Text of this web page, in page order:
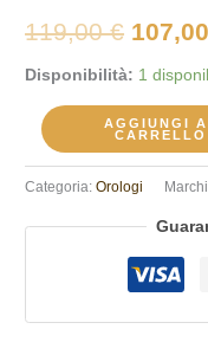
119,00€
era:
119,00
Disponibilità: 1
quantità
AGGIUNGI
CARRELLO
Categoria:Orologi